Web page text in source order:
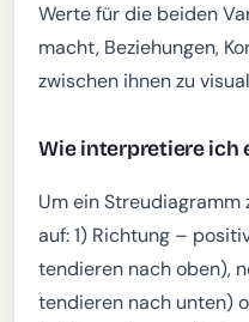
Werte für die beiden
macht, Beziehungen,
zwischen ihnen zu
Wie interpretiere ich
Um ein
auf: 1) Richtung –
tendieren nach oben),
tendieren nach unten)